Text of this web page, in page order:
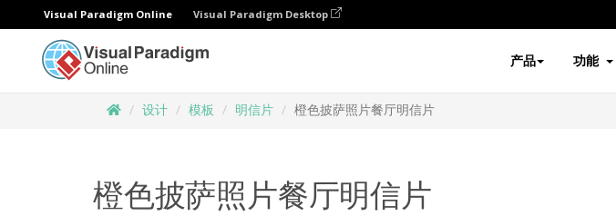
Visual Paradigm Online Visual Paradigm Desktop
产品 功能
设计 模板 明信片 橙色披萨照片餐厅明信片
橙色披萨照片餐厅明信片